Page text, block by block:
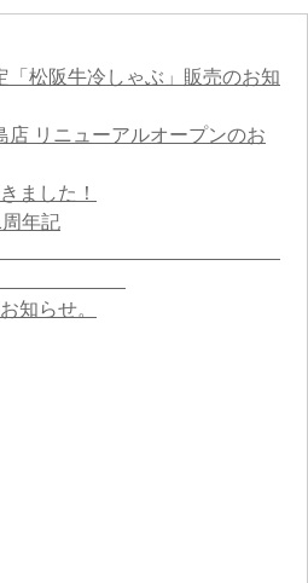
「松阪牛冷しゃぶ」販売のお知
店 リニューアルオープンのお
ました！
年記
知らせ。